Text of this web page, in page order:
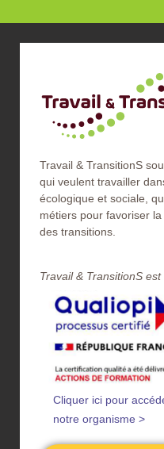
Travail & TransitionS
qui veulent travailler
écologique et sociale,
métiers pour favoriser
des transitions.
Travail & TransitionS
Cliquer ici pour
notre organisme >